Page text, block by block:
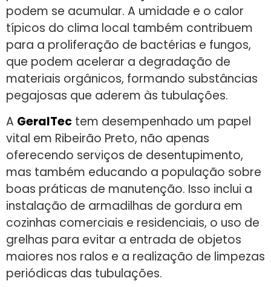
podem se acumular. A umidade e o calor
típicos do clima local também contribuem
para a proliferação de bactérias e fungos,
que podem acelerar a degradação de
materiais orgânicos, formando substâncias
pegajosas que aderem às tubulações.
A GeralTec tem desempenhado um papel
vital em Ribeirão Preto, não apenas
oferecendo serviços de desentupimento,
mas também educando a população sobre
boas práticas de manutenção. Isso inclui a
instalação de armadilhas de gordura em
cozinhas comerciais e residenciais, o uso de
grelhas para evitar a entrada de objetos
maiores nos ralos e a realização de limpezas
periódicas das tubulações.